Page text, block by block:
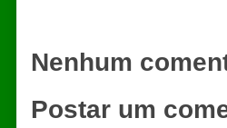
Nenhum
Postar um